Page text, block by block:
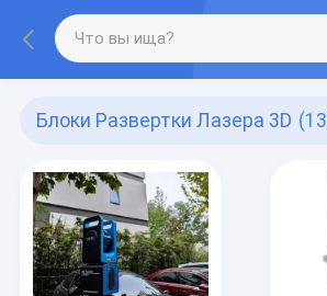
Блоки Развертки Лазера 3D